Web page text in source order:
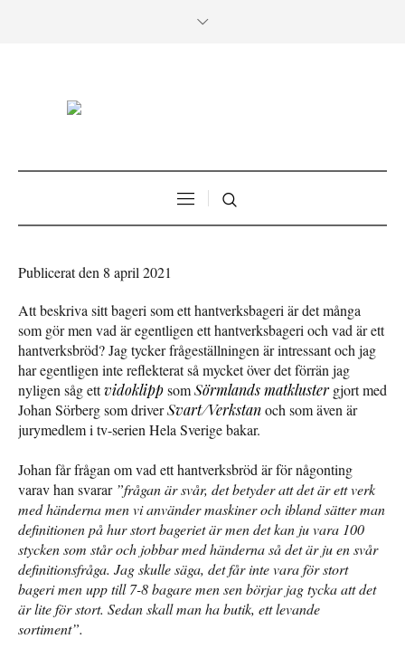
Publicerat den 8 april 2021
Att beskriva sitt bageri som ett hantverksbageri är det många
som gör men vad är egentligen ett hantverksbageri och vad är ett
hantverksbröd? Jag tycker frågeställningen är intressant och jag
har egentligen inte reflekterat så mycket över det förrän jag
nyligen såg ettvidoklippsomSörmlands matklustergjort med
Johan Sörberg som driverSvart/Verkstanoch som även är
jurymedlem i tv-serien Hela Sverige bakar.
Johan får frågan om vad ett hantverksbröd är för någonting
varav han svarar ”frågan är svår, det betyder att det är ett verk
med händerna men vi använder maskiner och ibland sätter man
definitionen på hur stort bageriet är men det kan ju vara 100
stycken som står och jobbar med händerna så det är ju en svår
definitionsfråga. Jag skulle säga, det får inte vara för stort
bageri men upp till 7-8 bagare men sen börjar jag tycka att det
är lite för stort. Sedan skall man ha butik, ett levande
sortiment”.